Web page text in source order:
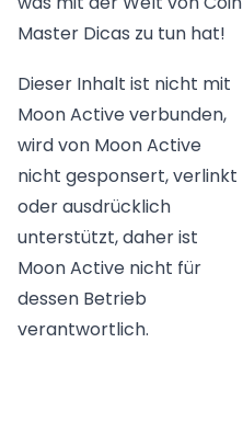
Master Dicas zu tun hat!
Dieser Inhalt ist nicht mit
Moon Active verbunden,
wird von Moon Active
nicht gesponsert, verlinkt
oder ausdrücklich
unterstützt, daher ist
Moon Active nicht für
dessen Betrieb
verantwortlich.